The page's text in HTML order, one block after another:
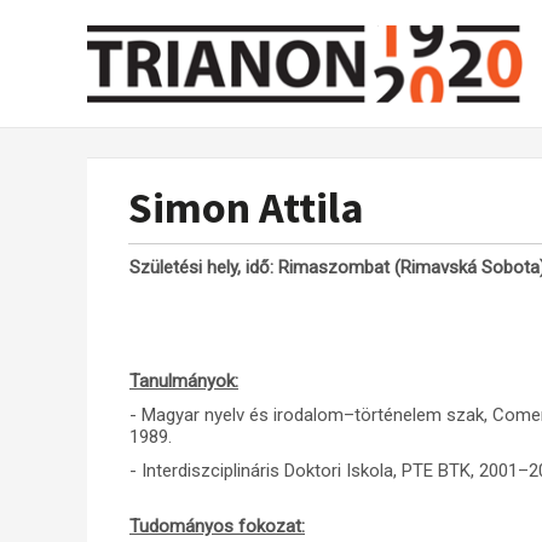
Simon Attila
Születési hely, idő: Rimaszombat (Rimavská
Tanulmányok:
- Magyar nyelv és irodalom–történelem szak,
1989.
- Interdiszciplináris Doktori Iskola, PTE BTK,
Tudományos fokozat: